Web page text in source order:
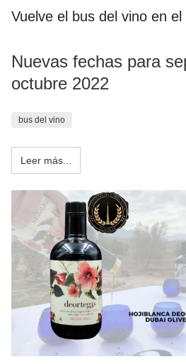
Vuelve el bus del vino en el
Nuevas fechas para
octubre 2022
bus del vino
Leer más...